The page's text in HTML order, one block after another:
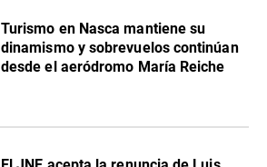
Turismo en Nasca mantiene su
dinamismo y sobrevuelos continúan
desde el aeródromo María Reiche